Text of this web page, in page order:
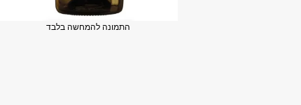
התמונה להמחשה בלבד